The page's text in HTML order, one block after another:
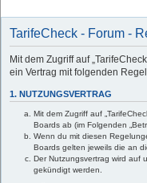
TarifeCheck - Forum -
Mit dem Zugriff auf
ein Vertrag mit folgenden
1. NUTZUNGSVERTRAG
Mit dem Zugriff auf
Boards ab (im Folgenden
Wenn du mit diesen
Boards gelten jeweils die an
Der Nutzungsvertrag wird auf
gekündigt werden.